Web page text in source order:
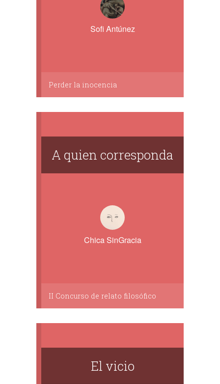
Sofi Antúnez
Perder la inocencia
A quien corresponda
Chica SinGracia
II Concurso de relato filosófico
El vicio